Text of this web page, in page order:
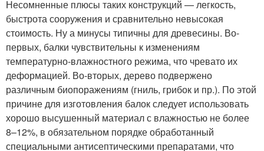
Несомненные плюсы таких конструкций — легкость,
быстрота сооружения и сравнительно невысокая
стоимость. Ну а минусы типичны для древесины. Во-
первых, балки чувствительны к изменениям
температурно-влажностного режима, что чревато их
деформацией. Во-вторых, дерево подвержено
различным биопоражениям (гниль, грибок и пр.). По этой
причине для изготовления балок следует использовать
хорошо высушенный материал с влажностью не более
8–12%, в обязательном порядке обработанный
специальными антисептическими препаратами, что